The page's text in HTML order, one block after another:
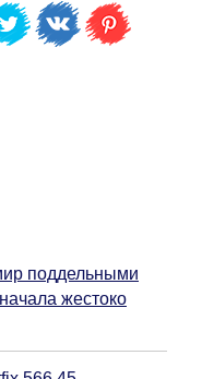
поддельными
жестоко